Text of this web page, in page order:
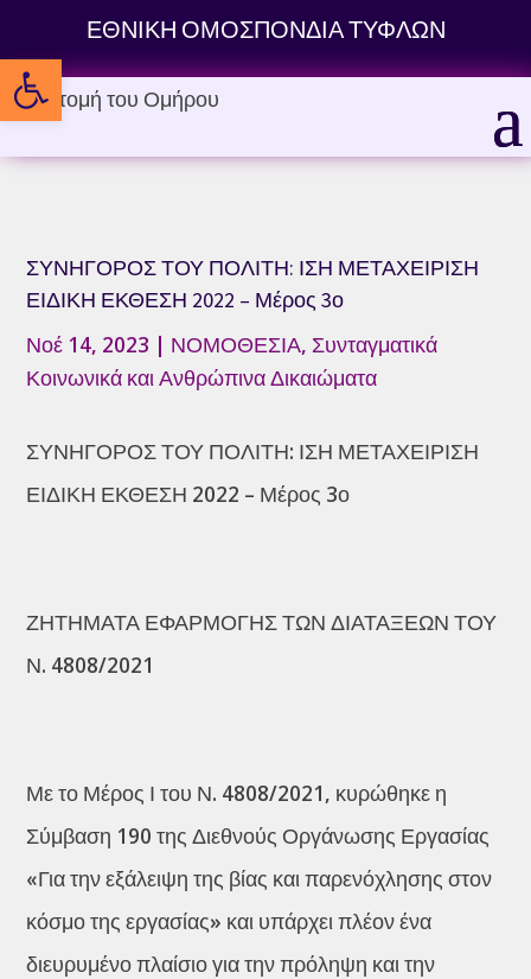
content
Ανοίξτε τη γραμμή εργαλείων
ΕΘΝΙΚΗ ΟΜΟΣΠΟΝΔΙΑ ΤΥΦΛΩΝ
ΣΥΝΗΓΟΡΟΣ ΤΟΥ ΠΟΛΙΤΗ: ΙΣΗ ΜΕΤΑΧΕΙΡΙΣΗ
ΕΙΔΙΚΗ ΕΚΘΕΣΗ 2022 – Μέρος 3ο
Νοέ 14, 2023 | ΝΟΜΟΘΕΣΙΑ, Συνταγματικά
Κοινωνικά και Ανθρώπινα Δικαιώματα
ΣΥΝΗΓΟΡΟΣ ΤΟΥ ΠΟΛΙΤΗ: ΙΣΗ ΜΕΤΑΧΕΙΡΙΣΗ
ΕΙΔΙΚΗ ΕΚΘΕΣΗ 2022 – Μέρος 3ο
ΖΗΤΗΜΑΤΑ ΕΦΑΡΜΟΓΗΣ ΤΩΝ ΔΙΑΤΑΞΕΩΝ ΤΟΥ
Ν. 4808/2021
Με το Μέρος Ι του Ν. 4808/2021, κυρώθηκε η
Σύμβαση 190 της Διεθνούς Οργάνωσης Εργασίας
«Για την εξάλειψη της βίας και παρενόχλησης στον
κόσμο της εργασίας» και υπάρχει πλέον ένα
διευρυμένο πλαίσιο για την πρόληψη και την